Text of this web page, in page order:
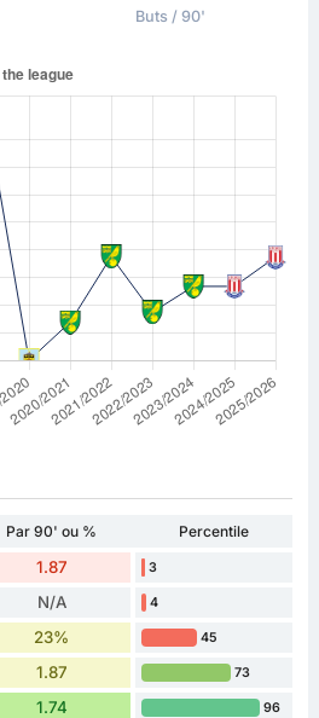
Buts / 90'
Par 90' ou %
Percentile
1.87 3
N/A 4
23% 45
1.87 73
1.74 96